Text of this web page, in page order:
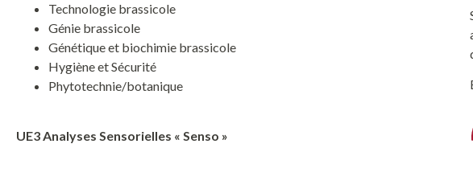
Technologie brassicole
Génie brassicole
Génétique et biochimie brassicole
Hygiène et Sécurité
Phytotechnie/botanique
UE3 Analyses Sensorielles « Senso »